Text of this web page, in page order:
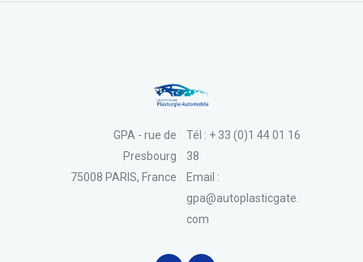
Tél : + 33 (0)1 44 01 16
38
Email :
gpa@autoplasticgate.
com
GPA - rue de
Presbourg
75008 PARIS, France